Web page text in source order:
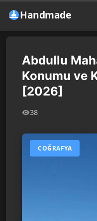
Handmade
Abdullu
Konumu ve
[2026]
38
COĞRAFYA